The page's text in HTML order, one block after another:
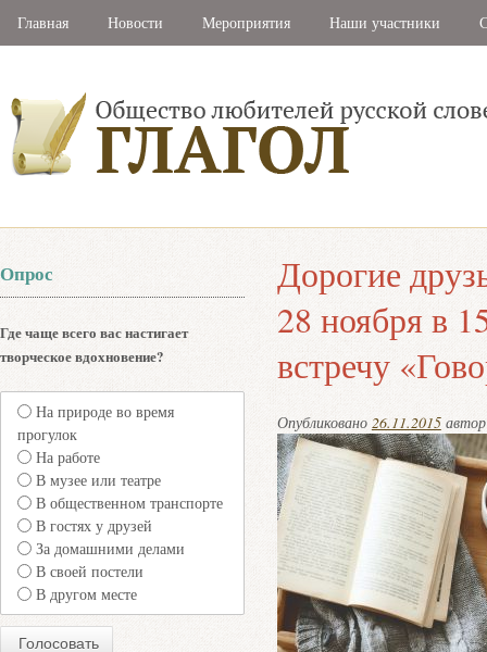
Главная Новости Мероприятия Наши участники
Дорогие
28 ноября в
встречу
Опубликовано 26.11.2015
Опрос
Где чаще всего вас настигает
творческое вдохновение?
На природе во время
прогулок
На работе
В музее или театре
В общественном транспорте
В гостях у друзей
За домашними делами
В своей постели
В другом месте